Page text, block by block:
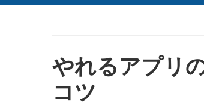
やれるアプリ
コツ